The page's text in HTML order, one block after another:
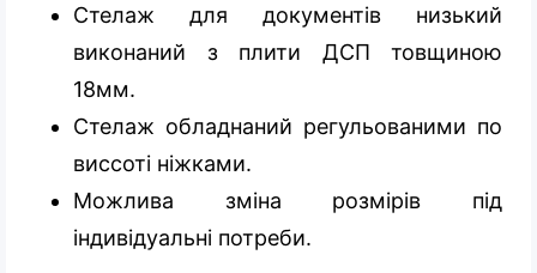
Стелаж для документів низький
виконаний з плити ДСП товщиною
18мм.
Стелаж обладнаний регульованими по
виссоті ніжками.
Можлива зміна розмірів під
індивідуальні потреби.